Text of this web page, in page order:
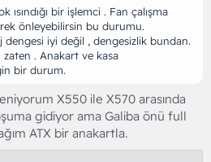
bir işlemci . Fan çalışma
önleyebilirsin bu durumu.
dengesi iyi değil , dengesizlik bundan.
. Anakart ve kasa
bir durum.
X550 ile X570 arasında
gidiyor ama Galiba önü full
ATX bir anakartla.